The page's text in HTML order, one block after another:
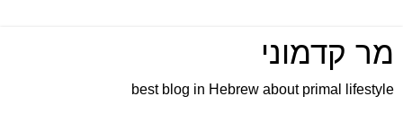
מר קדמוני
best blog in Hebrew about primal lifestyle